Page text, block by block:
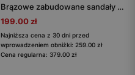
Brązowe zabudowane sandały męskie ze skóry crazy horse
199.00 zł
Najniższa cena z 30 dni przed
wprowadzeniem obniżki: 259.00 zł
Cena regularna: 379.00 zł